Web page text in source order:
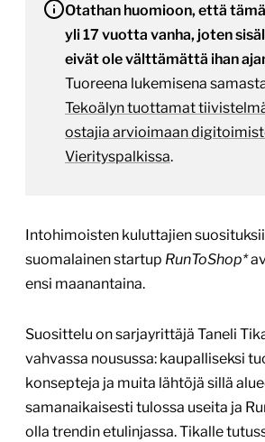
Otathan huomioon, että
yli 17 vuotta vanha, joten
eivät ole välttämättä ihan
Tuoreena lukemisena
Tekoälyn tuottamat
ostajia arvioimaan
Vierityspalkissa.
Intohimoisten kuluttajien
suomalainen startup RunToShop*
ensi maanantaina.
Suosittelu on sarjayrittäjä Taneli
vahvassa nousussa: kaupalliseksi
konsepteja ja muita lähtöjä sillä
samanaikaisesti tulossa useita ja
olla trendin etulinjassa. Tikalle